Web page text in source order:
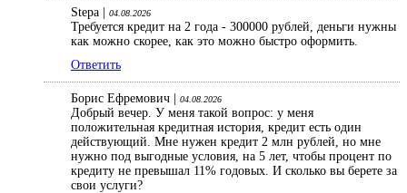
Stepa | 04.08.2026
Требуется кредит на 2 года - 300000 рублей, деньги нужны
как можно скорее, как это можно быстро оформить.
Ответить
Борис Ефремович | 04.08.2026
Добрый вечер. У меня такой вопрос: у меня
положительная кредитная история, кредит есть один
действующий. Мне нужен кредит 2 млн рублей, но мне
нужно под выгодные условия, на 5 лет, чтобы процент по
кредиту не превышал 11% годовых. И сколько вы берете за
свои услуги?